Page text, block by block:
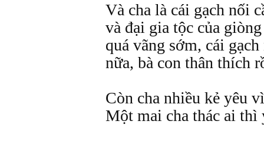
Và cha là cái gạch nối
và đại gia tộc của
quá vãng sớm, cái
nữa, bà con thân thích
Còn cha nhiều kẻ yêu vì
Một mai cha thác ai thì